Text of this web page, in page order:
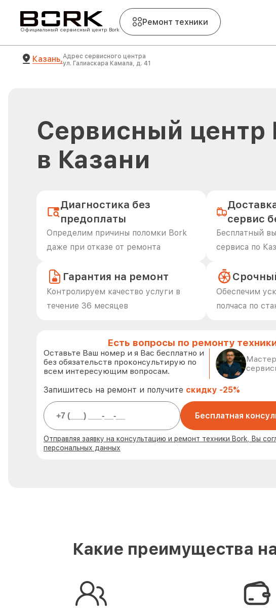
Официальный сервисный центр Bork
Ремонт техники
Казань,Адрес сервисного центра
ул. Галиаскара Камала, д. 41
Сервисный центр
в Казани
Диагностика без
предоплаты
Определим причины поломки Bork
даже при отказе от ремонта
сервис
Бесплатный
сервиса по
Гарантия на ремонт
Контролируем качество услуги в
течение 36 месяцев
Обеспечим
полчаса по
Есть вопросы по ремонту
Оставьте Ваш номер и я Вас бесплатно и
без обязательств проконсультирую по
всем интересующим вопросам.
Запишитесь на ремонт и получите скидку -25%
Бесплатная
Отправляя заявку на консультацию и ремонт техники Bork, Вы
персональных данных
Какие преимущества